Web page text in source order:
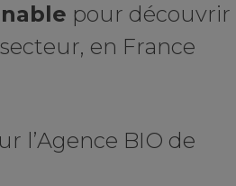
pour découvrir
en France
l’Agence BIO de